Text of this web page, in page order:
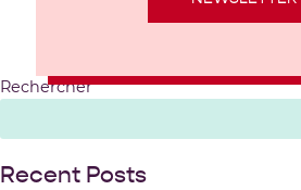
Rechercher
Recent Posts